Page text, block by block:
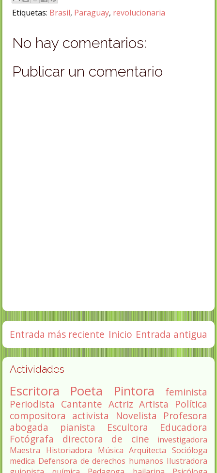
Etiquetas: Brasil, Paraguay, revolucionaria
No hay comentarios:
Publicar un comentario
Entrada más reciente Entrada antigua
Inicio
Actividades
Escritora Poeta Pintora
feminista
Periodista Cantante Actriz Artista
Política
compositora activista Novelista
Profesora
abogada
pianista Escultora
Educadora
Fotógrafa
directora de cine
investigadora
Maestra
Historiadora Música Arquitecta Socióloga
medica Defensora de derechos humanos Ilustradora